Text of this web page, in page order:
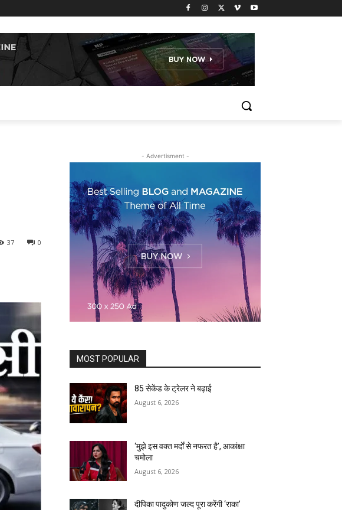
0
37
- Advertisment -
MOST POPULAR
85 सेकेंड के ट्रेलर ने बढ़ाई
August 6, 2026
‘मुझे इस वक्त मर्दों से नफरत है’, आकांक्षा
चमोला
August 6, 2026
दीपिका पादुकोण जल्द पूरा करेंगी ‘राका’